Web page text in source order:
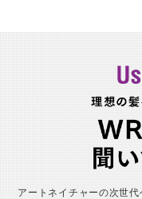
アートネイチャーの次世